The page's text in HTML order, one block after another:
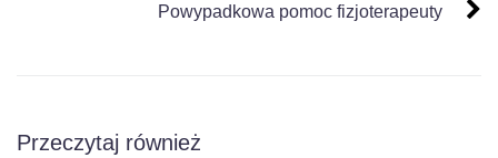
Powypadkowa pomoc fizjoterapeuty
Przeczytaj również